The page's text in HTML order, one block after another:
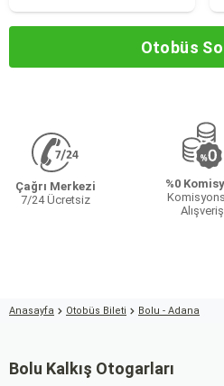
Otobüs
Çağrı Merkezi
7/24 Ücretsiz
%0
Alışveriş
Anasayfa Otobüs Bileti Bolu - Adana
Bolu Kalkış Otogarları